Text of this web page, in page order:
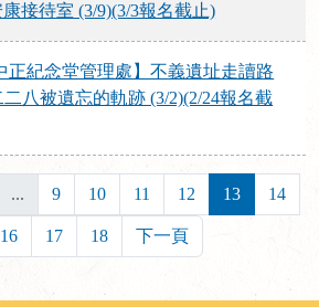
接待室 (3/9)(3/3報名截止)
正紀念堂管理處】不義遺址走讀路
八被遺忘的軌跡 (3/2)(2/24報名截
... 9 10 11 12 13 14
16 17 18 下一頁